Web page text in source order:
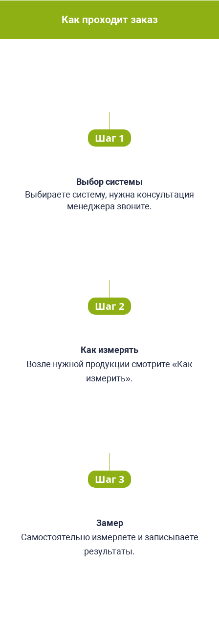
Как проходит заказ
Шаг 1
Выбор системы
Выбираете систему, нужна консультация
менеджера звоните.
Шаг 2
Как измерять
Возле нужной продукции смотрите «Как
измерить».
Шаг 3
Замер
Самостоятельно измеряете и записываете
результаты.